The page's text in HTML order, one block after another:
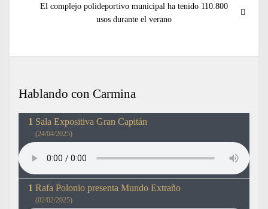
Entrada
El complejo polideportivo municipal ha tenido 110.800
usos durante el verano
Hablando con Carmina
Sala Expositiva Gran Capitán
(24/04/2025)
Rafa Polonio presenta Mundo Extraño
(02/02/2025)